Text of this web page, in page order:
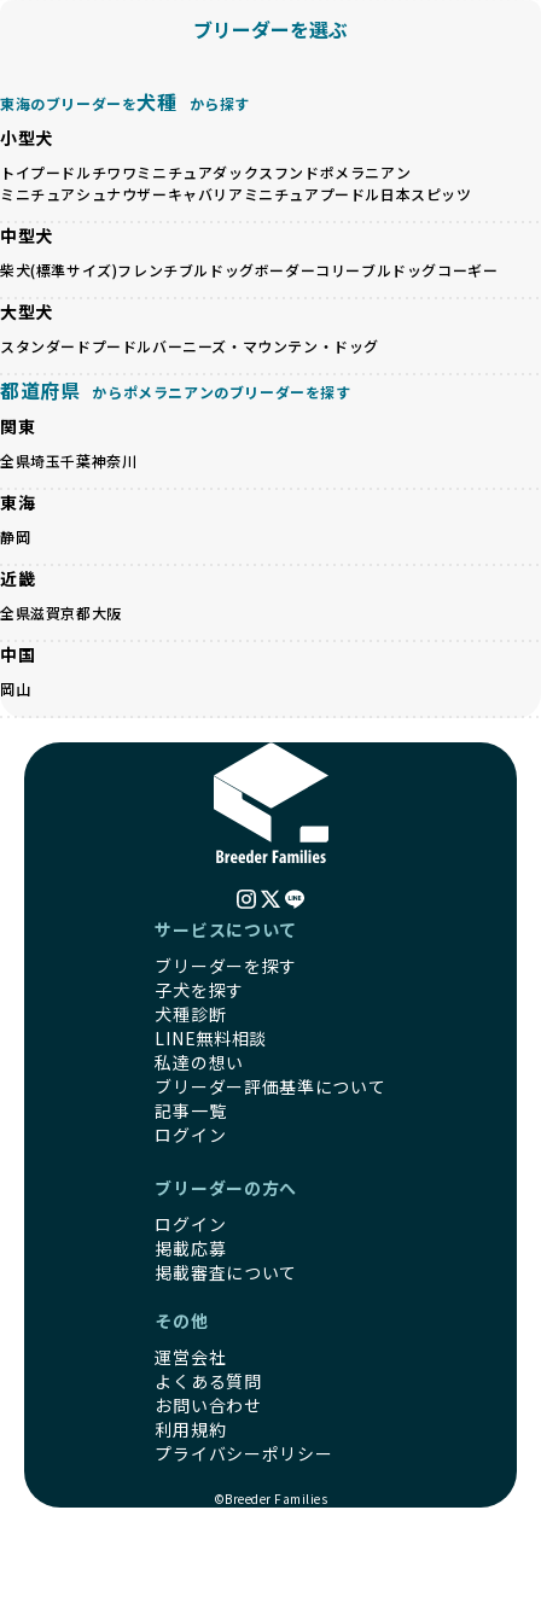
BreederFamiliesは、ペット業界が抱える命の大量生産・大
量販売、負担の大きい流通構造、劣悪な飼育環境といった課
を促進することで、無駄な命の消費を減らし、命を大切にす
る社会の実現を目指しています。
さらに、売上の一部を保護団体や保護団体を支援する公益法
人へ寄付しています。多くのペット販売業者が、動物福祉へ
の取り組みが不十分であることを理由に寄付を断られる中、
ます。この活動により、保護が必要なワンちゃんの救済や保
護活動の支援にも貢献しています。
でなく、すべてのワンちゃんに優しい未来を創るための大き
な一歩です。ユーザーの皆さんがBreederFamiliesを通じて
支えることができます。
BreederFamiliesに登録されているブリーダーは、子犬が心
身ともに健康に育つための環境づくりに全力を注いでいま
す。
考えられた食事、子犬がのびのびと動ける適度な運動環境、
さらに獣医師と連携した健康管理まで徹底しています。
その結果、BreederFamiliesを通じてお迎えする子犬は、元
気で健康なスタートを切れることが大きな魅力です。
子犬の社会性は、家庭でのしつけをスムーズにする重要なポ
犬、人との触れ合いの時間をしっかり確保し、子犬が自然に
す。
家庭に迎えたその日から、すでに社会性の基盤ができている
ため、新しい環境にもスムーズに適応できます。
これにより、飼い主さんにとっても安心してスタートできる
と経験を持っています。そのため、子犬を迎えた後の健康管
理やしつけ、生活スタイルに合わせた育て方について、丁寧
なアドバイスを受けられます。「この犬種ならではの特徴
は？」「食事はどうしたらいい？」など、疑問や悩みがあれ
ば、専門的な視点から解決のヒントをもらえるのも安心でき
るポイントです。
BreederFamiliesでは、すべてのブリーダーが厳しい基準を
クリアした方々だけです。運営チームがブリーダーに直接ヒ
アリングを行い、現地確認を経て透明性の高い情報を公開し
管理体制、社会性の取り組みといった客観的なデータを基に
子犬のお迎えまでのやりとりに不安を感じる方も多いかもし
れませんが、BreederFamiliesならその心配は無用です。
運営チームがブリーダーとのやりとりを全面的にサポートし
ます。不明点やトラブルが発生した場合も迅速に対応するた
め、安心してお迎え準備を進められます。
さらに、LINEでの無料相談も提供しており、気軽に質問でき
るのもBreederFamiliesならではの魅力です。
BreederFamiliesは、厳しい基準と徹底した審査プロセスを
通じて「ワンちゃんに優しい世界を創る」ことを目指してい
ます。単なる仲介サービスを超え、ワンちゃんの健康と幸
福、飼い主様の安心を第一に考えるプラットフォームとし
「ペットショップ等を使わない」の詳細はこちら
近年、「小さくて可愛い」「珍しい毛色」という見た目の特
徴が人気を集め、高値で取引されることが多くなっていま
す。しかし、こうした特徴には健康リスクが伴う場合が少な
くありません。極小サイズは骨や心臓に負担がかかりやす
く、レアカラーには遺伝疾患のリスクが高まることがありま
営利優先ブリーダーは、このような流行や需要に応じて無理
な繁殖を行いがちです。小柄な母犬を繁殖に多用して体に負
ど、健康を犠牲にした管理がされることもあります。このよ
うな方法では、ワンちゃんの免疫力や体力が低下し、飼い主
ます。
優良ブリーダーは、こうした流行に流されず、ワンちゃんの
健康を最優先に考えています。特に小さいワンちゃんやレア
カラーの子犬を販売する場合は、健康リスクを十分に理解
し、飼い主にそのリスクについて丁寧に説明しています。食
事管理もしっかり行い、成長に必要な栄養を確保するなど、
ワンちゃんの健康を第一にした繁殖を心がけています。
「見た目以上に健康重視」の詳細はこちら
引退犬とは、繁殖期を終えたワンちゃんたちのことを指しま
す。
優良ブリーダーは、引退犬も家族の一員として、彼らの幸せ
を願っています。よって、引退後も自宅で飼育を続けるか、
信頼できる相手に譲渡するなど、ワンちゃんが幸せに暮らせ
るように配慮します。
一方、営利優先ブリーダーは引退犬を「コスト」として考
え、早く手放すことを考えます。場合によっては、悪徳保護
団体に引き渡されることもあり、ワンちゃんの生活が不安定
になる可能性が高まります。
を見分けるポイントとなります。
「引退犬も大切に」の詳細はこちら
社会化とは、ワンちゃんが人間や他の犬、日常の環境にスム
ーズに適応できるようにするプロセスです。ワンちゃんの社
会化は、生後3週間から12週間頃の「社会化期」と呼ばれる
時期が特に重要です。この期間は、ブリーダーが飼育してい
る時期と重なるため、ワンちゃんが人や他の犬、家庭環境に
対して適応力を高めるための基礎を築く貴重な機会となりま
他の犬との遊び、人や日常的な家庭環境への慣れを促すこと
で社会化を進めています。これにより、新しい家族に迎えら
れた後もストレスなく過ごせるようサポートします。
営利優先ブリーダーは、母犬から早期に分離し、ケージ内で
の生活が中心となるため、ワンちゃんが他の犬や人と触れ合
こうしたワンちゃんは、家庭環境に適応しづらくなるリスク
「社会化にこだわる」の詳細はこちら
出産は母犬にとって大きな負担がかかる命がけの行為であ
り、その健康状態が子犬にも影響を与えます。出産時に母犬
が健康であることは、母犬自身の負担を軽減するだけでな
く、生まれてくる子犬の健康や成長にも大きく影響します。
ブリーダーを選ぶ
東海のブリーダーを犬種 から探す
小型犬
トイプードルチワワミニチュアダックスフンドポメラニアン
ミニチュアシュナウザーキャバリア ミニチュアプードル日本スピッツ
中型犬
柴犬(標準サイズ)フレンチブルドッグボーダーコリーブルドッグコーギー
大型犬
スタンダードプードルバーニーズ・マウンテン・ドッグ
都道府県 からポメラニアンのブリーダーを探す
関東
全県埼玉千葉神奈川
東海
静岡
近畿
全県滋賀京都大阪
中国
岡山
サービスについて
ブリーダーを探す
子犬を探す
犬種診断
LINE無料相談
私達の想い
ブリーダー評価基準について
記事一覧
ログイン
ブリーダーの方へ
ログイン
掲載応募
掲載審査について
その他
運営会社
よくある質問
お問い合わせ
利用規約
プライバシーポリシー
©Breeder Families